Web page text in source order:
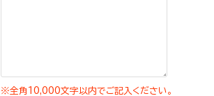
※全角10,000文字以内でご記入ください。